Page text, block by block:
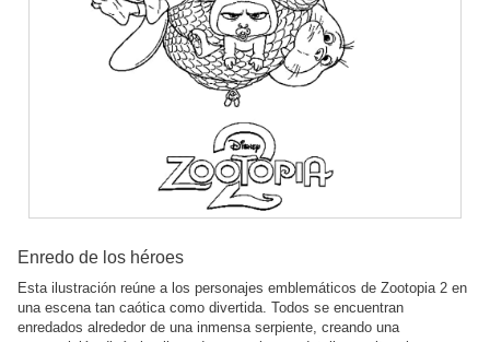
Enredo de los héroes
Esta ilustración reúne a los personajes emblemáticos de Zootopia 2 en
una escena tan caótica como divertida. Todos se encuentran
enredados alrededor de una inmensa serpiente, creando una